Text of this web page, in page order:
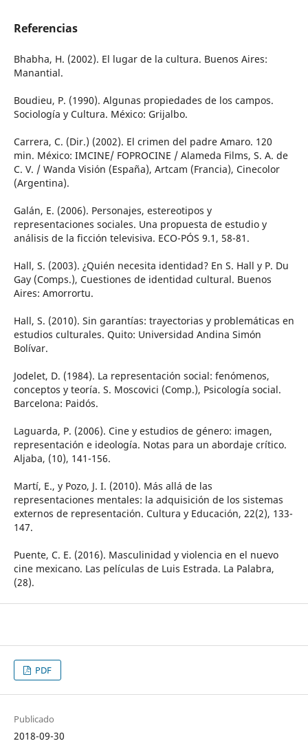
Referencias
Bhabha, H. (2002). El lugar de la cultura. Buenos Aires:
Manantial.
Boudieu, P. (1990). Algunas propiedades de los campos.
Sociología y Cultura. México: Grijalbo.
Carrera, C. (Dir.) (2002). El crimen del padre Amaro. 120
min. México: IMCINE/ FOPROCINE / Alameda Films, S. A. de
C. V. / Wanda Visión (España), Artcam (Francia), Cinecolor
(Argentina).
Galán, E. (2006). Personajes, estereotipos y
representaciones sociales. Una propuesta de estudio y
análisis de la ficción televisiva. ECO-PÓS 9.1, 58-81.
Hall, S. (2003). ¿Quién necesita identidad? En S. Hall y P. Du
Gay (Comps.), Cuestiones de identidad cultural. Buenos
Aires: Amorrortu.
Hall, S. (2010). Sin garantías: trayectorias y problemáticas en
estudios culturales. Quito: Universidad Andina Simón
Bolívar.
Jodelet, D. (1984). La representación social: fenómenos,
conceptos y teoría. S. Moscovici (Comp.), Psicología social.
Barcelona: Paidós.
Laguarda, P. (2006). Cine y estudios de género: imagen,
representación e ideología. Notas para un abordaje crítico.
Aljaba, (10), 141-156.
Martí, E., y Pozo, J. I. (2010). Más allá de las
representaciones mentales: la adquisición de los sistemas
externos de representación. Cultura y Educación, 22(2), 133-
147.
Puente, C. E. (2016). Masculinidad y violencia en el nuevo
cine mexicano. Las películas de Luis Estrada. La Palabra,
(28).
PDF
Publicado
2018-09-30